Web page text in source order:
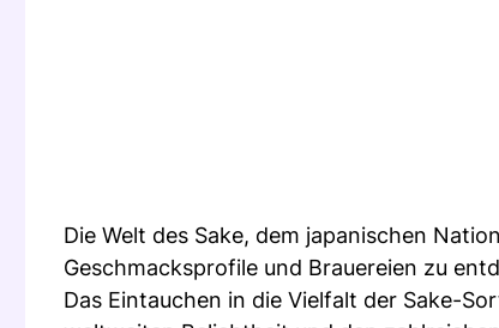
Die Welt des Sake, dem japanischen
Geschmacksprofile und Brauereien zu
Das Eintauchen in die Vielfalt der Sake-